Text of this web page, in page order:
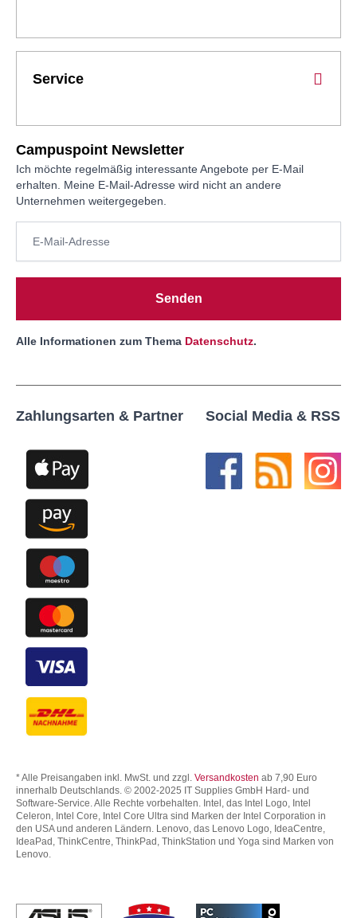
Service
Campuspoint Newsletter
Ich möchte regelmäßig interessante Angebote per E-Mail
erhalten. Meine E-Mail-Adresse wird nicht an andere
Unternehmen weitergegeben.
Senden
Alle Informationen zum Thema Datenschutz.
Zahlungsarten & Partner Social Media & RSS
* Alle Preisangaben inkl. MwSt. und zzgl. Versandkosten ab 7,90 Euro
innerhalb Deutschlands. © 2002-2025 IT Supplies GmbH Hard- und
Software-Service. Alle Rechte vorbehalten. Intel, das Intel Logo, Intel
Celeron, Intel Core, Intel Core Ultra sind Marken der Intel Corporation in
den USA und anderen Ländern. Lenovo, das Lenovo Logo, IdeaCentre,
IdeaPad, ThinkCentre, ThinkPad, ThinkStation und Yoga sind Marken von
Lenovo.